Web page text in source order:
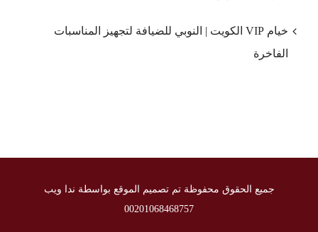
خيام VIP الكويت | النوبي للضيافة لتجهيز المناسبات
الفاخرة
جميع الحقوق محفوظة تم تصميم الموقع بواسطة ندا ويب
00201068468757